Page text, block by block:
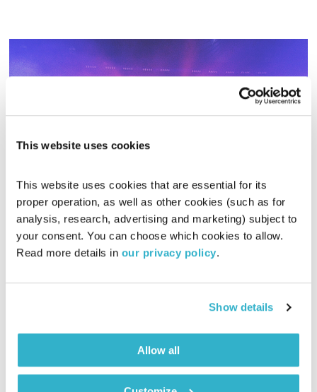
This website uses cookies
This website uses cookies that are essential for its
proper operation, as well as other cookies (such as for
analysis, research, advertising and marketing) subject to
your consent. You can choose which cookies to allow.
Read more details in our privacy policy.
Show details
Allow all
התעוררות – 26.1.23
התעוררות
גליה גלעדי